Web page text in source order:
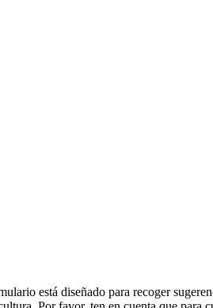
está diseñado para recoger